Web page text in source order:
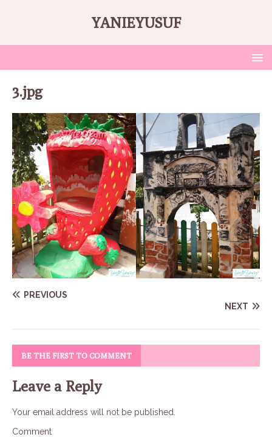
YANIEYUSUF
3.jpg
PREVIOUS
NEXT
BE THE FIRST TO COMMENT
Leave a Reply
Your email address will not be published.
Comment